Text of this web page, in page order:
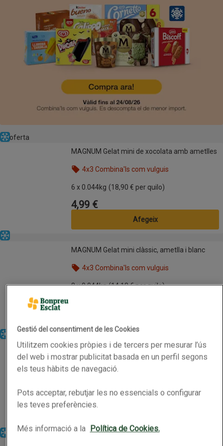
En oferta
MAGNUM Gelat mini de xocolata amb ametlles
Congelat
MAGNUM Gelat mini de xocolata amb ametlles
4x3 Combina'ls com vulguis
6 x 0.044kg (18,90 € per quilo)
Preu
4,99 €
Afegeix
MAGNUM Gelat mini clàssic, ametlla i blanc
Congelat
MAGNUM Gelat mini clàssic, ametlla i blanc
4x3 Combina'ls com vulguis
8 x 0.044kg (14,18 € per quilo)
BONPREU Gelat bombó ametllat
Congelat
Sense gluten
BONPREU Gelat bombó ametllat
4x3 Combina'ls com vulguis
Nom de l’oferta: 4x3 Combina'ls com vulguis, ,
Preu
2,99 €
Congelat
Gestió del consentiment de les Cookies
Utilitzem cookies pròpies i de tercers per mesurar l’ús
del web i mostrar publicitat basada en un perfil segons
els teus hàbits de navegació.
Pots acceptar, rebutjar les no essencials o configurar
les teves preferències.
Més informació a la Política de Cookies.